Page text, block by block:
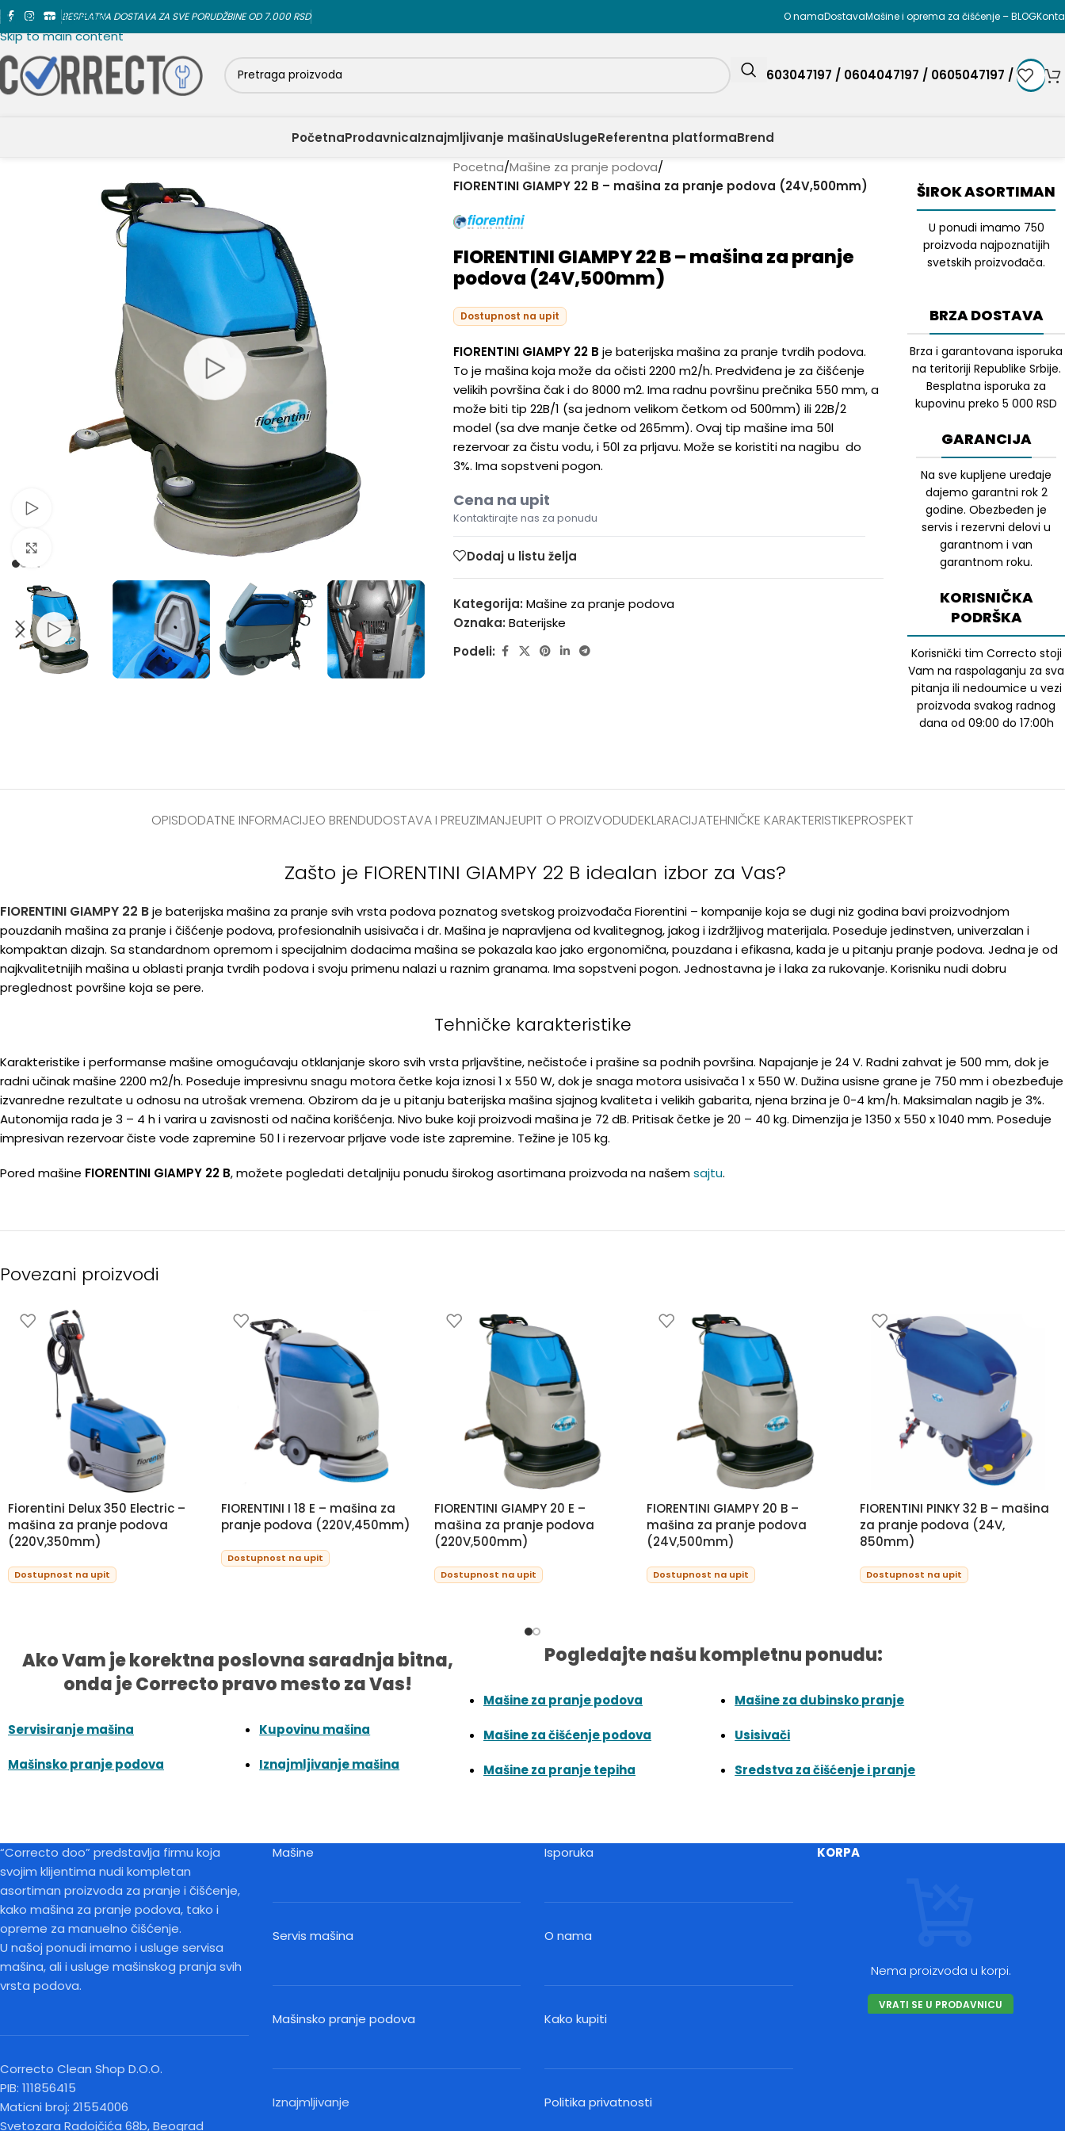
Skip to navigation
Skip to main content
BESPLATNA DOSTAVA ZA SVE PORUDŽBINE OD 7.000 RSD O namaDostavaMašine i oprema za čišćenje – BLOG
0603047197 / 0604047197 / 0605047197 /
PočetnaProdavnicaIznajmljivanje mašinaUslugeReferentna platformaBrend
Kliknite da biste uvećali
Pocetna/Mašine za pranje podova/
FIORENTINI GIAMPY 22 B – mašina za pranje podova (24V,500mm)
FIORENTINI GIAMPY 22 B – mašina za pranje
podova (24V,500mm)
Dostupnost na upit
FIORENTINI GIAMPY 22 B je baterijska mašina za pranje tvrdih podova.
To je mašina koja može da očisti 2200 m2/h. Predviđena je za čišćenje
velikih površina čak i do 8000 m2. Ima radnu površinu prečnika 550 mm, a
može biti tip 22B/1 (sa jednom velikom četkom od 500mm) ili 22B/2
model (sa dve manje četke od 265mm). Ovaj tip mašine ima 50l
rezervoar za čistu vodu, i 50l za prljavu. Može se koristiti na nagibu do
3%. Ima sopstveni pogon.
Cena na upit
Kontaktirajte nas za ponudu
Dodaj u listu želja
Kategorija: Mašine za pranje podova
Oznaka: Baterijske
Podeli:
ŠIROK ASORTIMAN
U ponudi imamo 750
proizvoda najpoznatijih
svetskih proizvođača.
BRZA DOSTAVA
Brza i garantovana isporuka
na teritoriji Republike Srbije.
Besplatna isporuka za
kupovinu preko 5 000 RSD
GARANCIJA
Na sve kupljene uređaje
dajemo garantni rok 2
godine. Obezbeđen je
servis i rezervni delovi u
garantnom i van
garantnom roku.
KORISNIČKA
PODRŠKA
Korisnički tim Correcto stoji
Vam na raspolaganju za sva
pitanja ili nedoumice u vezi
proizvoda svakog radnog
dana od 09:00 do 17:00h
OPISDODATNE INFORMACIJEO BRENDUDOSTAVA I PREUZIMANJEUPIT O PROIZVODUDEKLARACIJATEHNIČKE KARAKTERISTIKEPROSPEKT
Zašto je FIORENTINI GIAMPY 22 B idealan izbor za Vas?
FIORENTINI GIAMPY 22 Bje baterijska mašina za pranje svih vrsta podova poznatog svetskog proizvođača Fiorentini – kompanije koja se dugi niz godina bavi proizvodnjom
pouzdanih mašina za pranje i čišćenje podova, profesionalnih usisivača i dr. Mašina je napravljena od kvalitegnog, jakog i izdržljivog materijala. Poseduje jedinstven, univerzalan i
kompaktan dizajn. Sa standardnom opremom i specijalnim dodacima mašina se pokazala kao jako ergonomična, pouzdana i efikasna, kada je u pitanju pranje podova. Jedna je od
najkvalitetnijih mašina u oblasti pranja tvrdih podova i svoju primenu nalazi u raznim granama. Ima sopstveni pogon. Jednostavna je i laka za rukovanje. Korisniku nudi dobru
preglednost površine koja se pere.
Tehničke karakteristike
Karakteristike i performanse mašine omogućavaju otklanjanje skoro svih vrsta prljavštine, nečistoće i prašine sa podnih površina. Napajanje je 24 V. Radni zahvat je 500 mm, dok je
radni učinak mašine 2200 m2/h. Poseduje impresivnu snagu motora četke koja iznosi 1 x 550 W, dok je snaga motora usisivača 1 x 550 W. Dužina usisne grane je 750 mm i obezbeđuje
izvanredne rezultate u odnosu na utrošak vremena. Obzirom da je u pitanju baterijska mašina sjajnog kvaliteta i velikih gabarita, njena brzina je 0-4 km/h. Maksimalan nagib je 3%.
Autonomija rada je 3 – 4 h i varira u zavisnosti od načina korišćenja. Nivo buke koji proizvodi mašina je 72 dB. Pritisak četke je 20 – 40 kg. Dimenzija je 1350 x 550 x 1040 mm. Poseduje
impresivan rezervoar čiste vode zapremine 50 l i rezervoar prljave vode iste zapremine. Težine je 105 kg.
Pored mašine FIORENTINI GIAMPY 22 B, možete pogledati detaljniju ponudu širokog asortimana proizvoda na našemsajtu.
Povezani proizvodi
Fiorentini Delux 350 Electric –
mašina za pranje podova
(220V,350mm)
Dostupnost na upit
FIORENTINI I 18 E – mašina za
pranje podova (220V,450mm)
Dostupnost na upit
FIORENTINI GIAMPY 20 E –
mašina za pranje podova
(220V,500mm)
Dostupnost na upit
FIORENTINI GIAMPY 20 B –
mašina za pranje podova
(24V,500mm)
Dostupnost na upit
FIORENTINI PINKY 32 B – mašina
za pranje podova (24V,
850mm)
Dostupnost na upit
Ako Vam je korektna poslovna saradnja bitna,
onda je Correcto pravo mesto za Vas!
Servisiranje mašina
Mašinsko pranje podova
Kupovinu mašina
Iznajmljivanje mašina
Pogledajte našu kompletnu ponudu:
Mašine za pranje podova
Mašine za čišćenje podova
Mašine za pranje tepiha
Mašine za dubinsko pranje
Usisivači
Sredstva za čišćenje i pranje
“Correcto doo” predstavlja firmu koja
svojim klijentima nudi kompletan
asortiman proizvoda za pranje i čišćenje,
kako mašina za pranje podova, tako i
opreme za manuelno čišćenje.
U našoj ponudi imamo i usluge servisa
mašina, ali i usluge mašinskog pranja svih
vrsta podova.
Correcto Clean Shop D.O.O.
PIB: 111856415
Maticni broj: 21554006
Svetozara Radojčića 68b, Beograd
Mašine
Servis mašina
Mašinsko pranje podova
Iznajmljivanje
Isporuka
O nama
Kako kupiti
Politika privatnosti
KORPA
Nema proizvoda u korpi.
VRATI SE U PRODAVNICU